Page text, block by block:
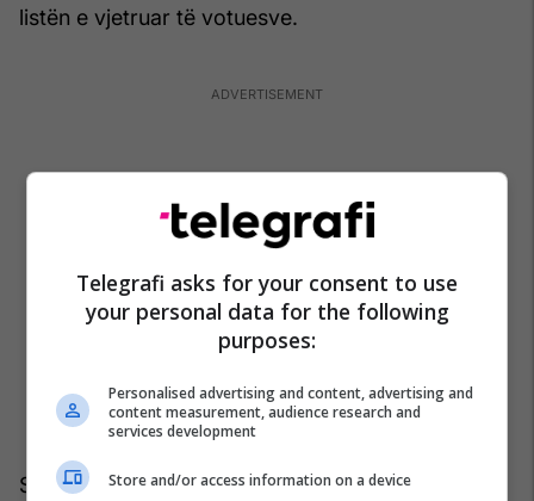
listën e vjetruar të votuesve.
Sipas udhëzimeve të publikuara, qytetarët mund
Telegrafi asks for your consent to use
your personal data for the following
purposes:
Personalised advertising and content, advertising and
content measurement, audience research and
services development
Store and/or access information on a device